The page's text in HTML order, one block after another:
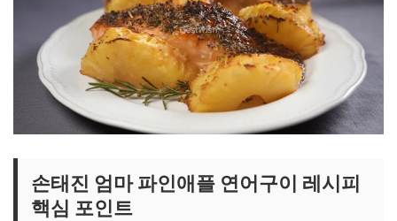
손태진 엄마 파인애플 연어구이 레시피
핵심 포인트